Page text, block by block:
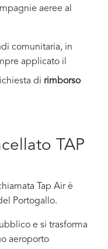
aeree al
comunitaria, in
applicato il
di rimborso
TAP
Tap Air è
Portogallo.
e si trasforma
aeroporto